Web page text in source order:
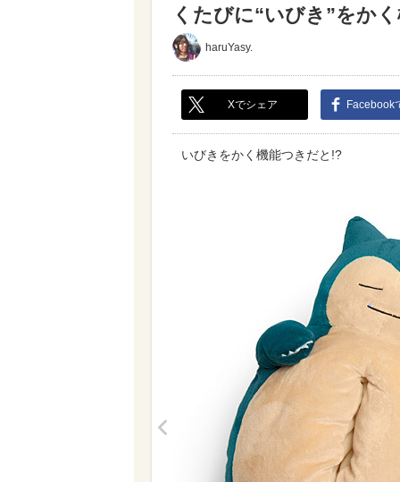
くたびに“いびき”をか
haruYasy.
Xでシェア Facebook
いびきをかく機能つきだと!?